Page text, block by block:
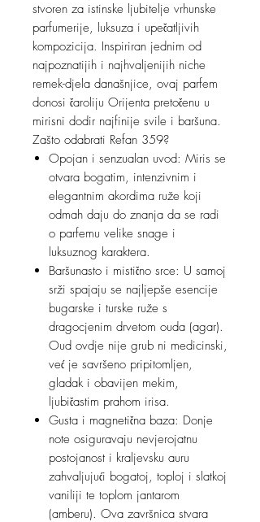
stvoren za istinske ljubitelje vrhunske
parfumerije, luksuza i upečatljivih
kompozicija. Inspiriran jednim od
najpoznatijih i najhvaljenijih niche
remek-djela današnjice, ovaj parfem
donosi čaroliju Orijenta pretočenu u
mirisni dodir najfinije svile i baršuna.
Zašto odabrati Refan 359?
Opojan i senzualan uvod: Miris se
otvara bogatim, intenzivnim i
elegantnim akordima ruže koji
odmah daju do znanja da se radi
o parfemu velike snage i
luksuznog karaktera.
Baršunasto i mistično srce: U samoj
srži spajaju se najljepše esencije
bugarske i turske ruže s
dragocjenim drvetom ouda (agar).
Oud ovdje nije grub ni medicinski,
već je savršeno pripitomljen,
gladak i obavijen mekim,
ljubičastim prahom irisa.
Gusta i magnetična baza: Donje
note osiguravaju nevjerojatnu
postojanost i kraljevsku auru
zahvaljujući bogatoj, toploj i slatkoj
vaniliji te toplom jantarom
(amberu). Ova završnica stvara